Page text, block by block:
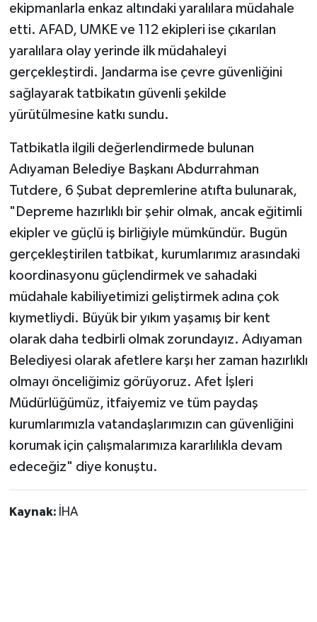
ekipmanlarla enkaz altındaki yaralılara müdahale
etti. AFAD, UMKE ve 112 ekipleri ise çıkarılan
yaralılara olay yerinde ilk müdahaleyi
gerçekleştirdi. Jandarma ise çevre güvenliğini
sağlayarak tatbikatın güvenli şekilde
yürütülmesine katkı sundu.
Tatbikatla ilgili değerlendirmede bulunan
Adıyaman Belediye Başkanı Abdurrahman
Tutdere, 6 Şubat depremlerine atıfta bulunarak,
"Depreme hazırlıklı bir şehir olmak, ancak eğitimli
ekipler ve güçlü iş birliğiyle mümkündür. Bugün
gerçekleştirilen tatbikat, kurumlarımız arasındaki
koordinasyonu güçlendirmek ve sahadaki
müdahale kabiliyetimizi geliştirmek adına çok
kıymetliydi. Büyük bir yıkım yaşamış bir kent
olarak daha tedbirli olmak zorundayız. Adıyaman
Belediyesi olarak afetlere karşı her zaman hazırlıklı
olmayı önceliğimiz görüyoruz. Afet İşleri
Müdürlüğümüz, itfaiyemiz ve tüm paydaş
kurumlarımızla vatandaşlarımızın can güvenliğini
korumak için çalışmalarımıza kararlılıkla devam
edeceğiz" diye konuştu.
Kaynak: İHA